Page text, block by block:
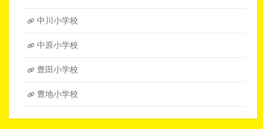
中川小学校
中原小学校
豊田小学校
豊地小学校